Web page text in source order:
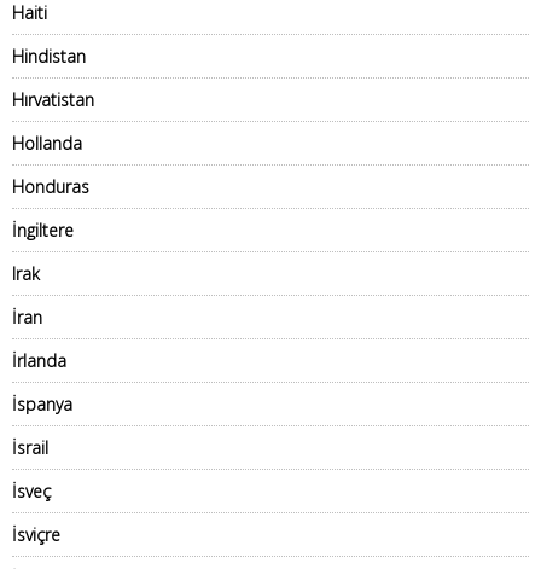
Haiti
Hindistan
Hırvatistan
Hollanda
Honduras
İngiltere
Irak
İran
İrlanda
İspanya
İsrail
İsveç
İsviçre